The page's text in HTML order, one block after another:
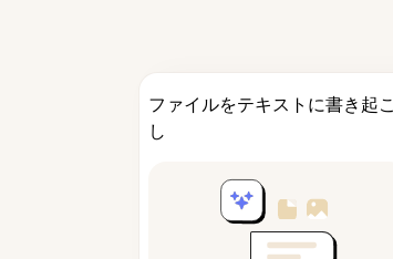
ファイルをテキストに書き起こ
し